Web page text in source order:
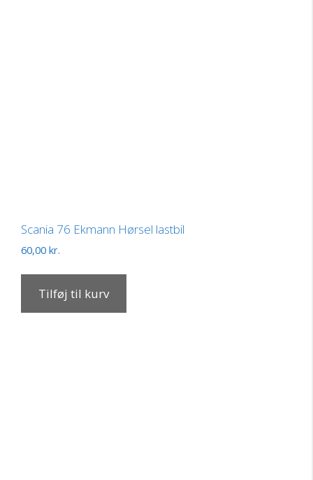
Scania 76 Ekmann Hørsel lastbil
60,00 kr.
Tilføj til kurv